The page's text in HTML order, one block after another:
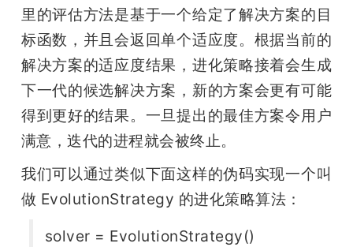
里的评估方法是基于一个给定了解决方案的目
标函数，并且会返回单个适应度。根据当前的
解决方案的适应度结果，进化策略接着会生成
下一代的候选解决方案，新的方案会更有可能
得到更好的结果。一旦提出的最佳方案令用户
满意，迭代的进程就会被终止。
我们可以通过类似下面这样的伪码实现一个叫
做 EvolutionStrategy 的进化策略算法：
solver = EvolutionStrategy()